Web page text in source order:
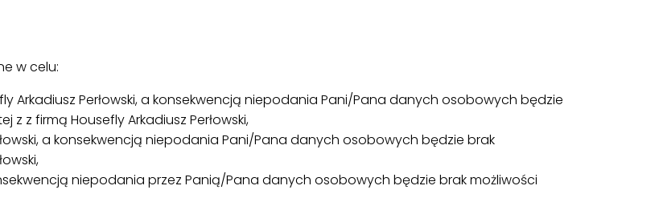
w celu:
Arkadiusz Perłowski, a konsekwencją niepodania Pani/Pana danych osobowych będzie
z firmą Housefly Arkadiusz Perłowski,
a konsekwencją niepodania Pani/Pana danych osobowych będzie brak
niepodania przez Panią/Pana danych osobowych będzie brak możliwości